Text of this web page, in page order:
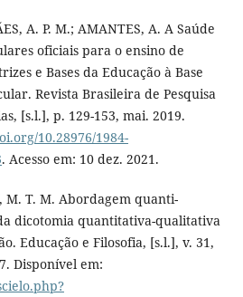
A. P. M.; AMANTES, A. A Saúde
oficiais para o ensino de
e Bases da Educação à Base
Revista Brasileira de Pesquisa
[s.l.], p. 129-153, mai. 2019.
10.28976/1984-
. Acesso em: 10 dez. 2021.
M. T. M. Abordagem quanti-
dicotomia quantitativa-qualitativa
Educação e Filosofia, [s.l.], v. 31,
Disponível em: